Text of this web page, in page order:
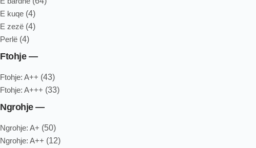
E kuqe (4)
E zezë (4)
Perlë (4)
Ftohje —
Ftohje: A++ (43)
Ftohje: A+++ (33)
Ngrohje —
Ngrohje: A+ (50)
Ngrohje: A++ (12)